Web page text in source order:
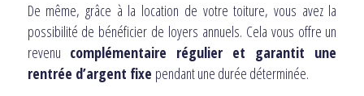
De même, grâce à la location de votre toiture, vous avez la
possibilité de bénéficier de loyers annuels. Cela vous offre un
revenu complémentaire régulier et garantit une
rentrée d’argent fixe pendant une durée déterminée.